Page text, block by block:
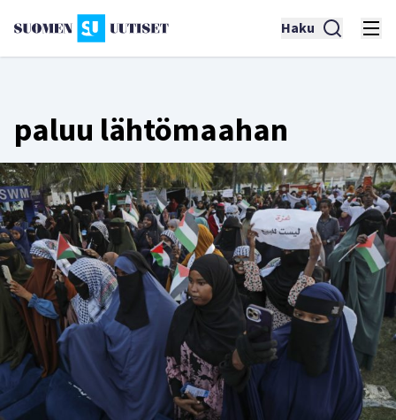
Haku
paluu lähtömaahan